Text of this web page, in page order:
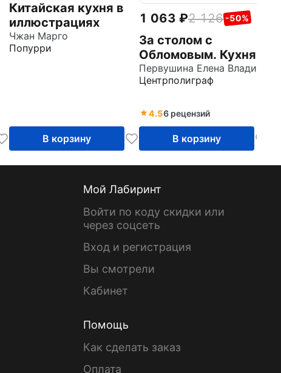
Китайская кухня в
иллюстрациях
Чжан Марго
Попурри
В корзину
1 063 2 126 -50%
За столом с
Обломовым. Кухня
Российской империи
Центрполиграф
4.56 рецензий
В корзину
Мой Лабиринт
Войти по коду скидки или
через соцсеть
Вход и регистрация
Вы смотрели
Кабинет
Помощь
Как сделать заказ
Оплата